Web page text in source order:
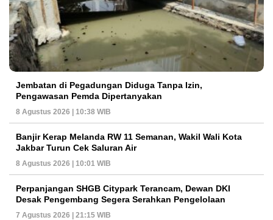
Jembatan di Pegadungan Diduga Tanpa Izin,
Pengawasan Pemda Dipertanyakan
8 Agustus 2026 | 10:38 WIB
Banjir Kerap Melanda RW 11 Semanan, Wakil Wali Kota
Jakbar Turun Cek Saluran Air
8 Agustus 2026 | 10:01 WIB
Perpanjangan SHGB Citypark Terancam, Dewan DKI
Desak Pengembang Segera Serahkan Pengelolaan
7 Agustus 2026 | 21:15 WIB